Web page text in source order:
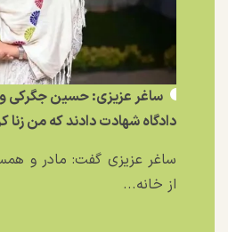
ساغر عزیزی: حسین جگرکی و
دادگاه شهادت دادند که من زنا
ساغر عزیزی گفت: مادر و
از خانه...